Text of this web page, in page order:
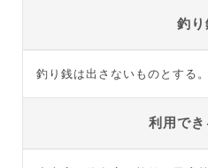
釣り
釣り銭は出さないものとする。
利用で